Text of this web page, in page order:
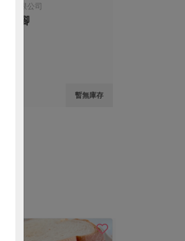
份有限公司
雞腳
暫無庫存